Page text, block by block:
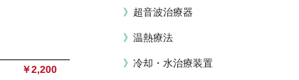
￥2,200
超音波治療器
温熱療法
冷却・水治療装置